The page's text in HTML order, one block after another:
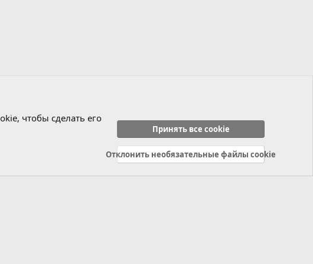
Политика конфиденциальности Справка Главная
R
чтобы сделать его
Принять все cookie
Отклонить необязательные файлы cookie